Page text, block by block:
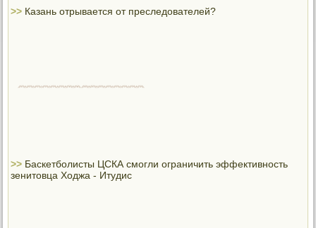
>> Казань отрывается от преследователей?
>> Баскетболисты ЦСКА смогли ограничить эффективность
зенитовца Ходжа - Итудис